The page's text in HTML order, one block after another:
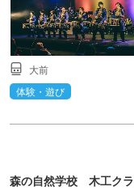
大前
体験・遊び
森の自然学校 木工ク